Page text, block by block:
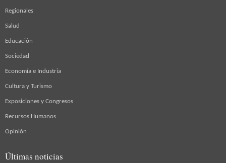
Regionales
Salud
Educación
Sociedad
Economía e Industria
Cultura y Turismo
Exposiciones y Congresos
Recursos Humanos
Opinión
Últimas noticias